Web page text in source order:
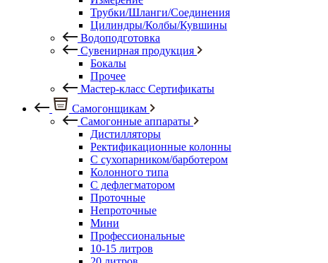
Трубки/Шланги/Соединения
Цилиндры/Колбы/Кувшины
Водоподготовка
Сувенирная продукция
Бокалы
Прочее
Мастер-класс Сертификаты
Самогонщикам
Самогонные аппараты
Дистилляторы
Ректификационные колонны
С сухопарником/барботером
Колонного типа
С дефлегматором
Проточные
Непроточные
Мини
Профессиональные
10-15 литров